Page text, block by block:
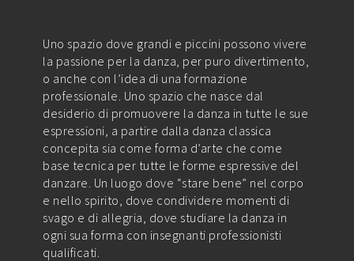
Uno spazio dove grandi e piccini possono vivere
la passione per la danza, per puro divertimento,
o anche con l’idea di una formazione
professionale. Uno spazio che nasce dal
desiderio di promuovere la danza in tutte le sue
espressioni, a partire dalla danza classica
concepita sia come forma d’arte che come
base tecnica per tutte le forme espressive del
danzare. Un luogo dove “stare bene” nel corpo
e nello spirito, dove condividere momenti di
svago e di allegria, dove studiare la danza in
ogni sua forma con insegnanti professionisti
qualificati.